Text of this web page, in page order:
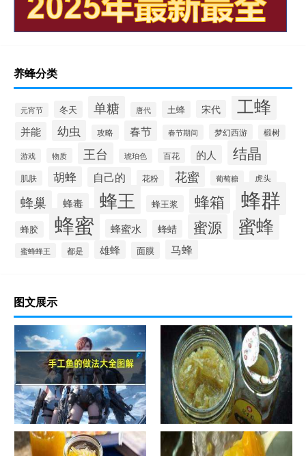
养蜂分类
元宵节 冬天 单糖 唐代 土蜂 宋代 工蜂
并能 幼虫 攻略 春节 春节期间 梦幻西游 椴树
游戏 物质 王台 琥珀色 百花 的人 结晶
肌肤 胡蜂 自己的 花粉 花蜜 葡萄糖 虎头
蜂巢 蜂毒 蜂王 蜂王浆 蜂箱 蜂群
蜂胶 蜂蜜 蜂蜜水 蜂蜡 蜜源 蜜蜂
蜜蜂蜂王 都是 雄蜂 面膜 马蜂
图文展示
手工鱼的做法大全图解
蜂蜜柚子茶的正确做法-蜂蜜柚
子茶的浸泡方法有哪些？